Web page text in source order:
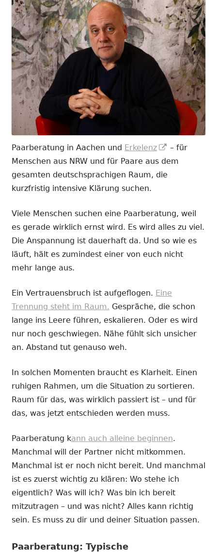
Paarberatung in Aachen und Erkelenz
In
neuem
– für
Menschen aus NRW und für Paare aus dem
gesamten deutschsprachigen Raum, die
kurzfristig intensive Klärung suchen.
Viele Menschen suchen eine Paarberatung, weil
es gerade wirklich ernst wird. Es wird alles zu viel.
Die Anspannung ist dauerhaft da. Und so wie es
läuft, hält es zumindest einer von euch nicht
mehr lange aus.
Ein Vertrauensbruch ist aufgeflogen. Eine
Trennung steht im Raum. Gespräche, die schon
lange ins Leere führen, eskalieren. Oder es wird
nur noch geschwiegen. Nähe fühlt sich unsicher
an. Abstand tut genauso weh.
In solchen Momenten braucht es Klarheit. Einen
ruhigen Rahmen, um die Situation zu sortieren.
Raum für das, was wirklich passiert ist – und für
das, was jetzt entschieden werden muss.
Paarberatung kann auch alleine beginnen.
Manchmal will der Partner nicht mitkommen.
Manchmal ist er noch nicht bereit. Und manchmal
ist es zuerst wichtig zu klären: Wo stehe ich
eigentlich? Was will ich? Was bin ich bereit
mitzutragen – und was nicht? Alles kann richtig
sein. Es muss zu dir und deiner Situation passen.
Paarberatung: Typische